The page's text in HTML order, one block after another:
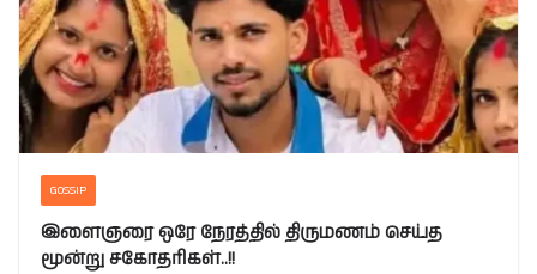
GOSSIP
இளைஞரை ஒரே நேரத்தில் திருமணம் செய்த
மூன்று சகோதரிகள்..!!